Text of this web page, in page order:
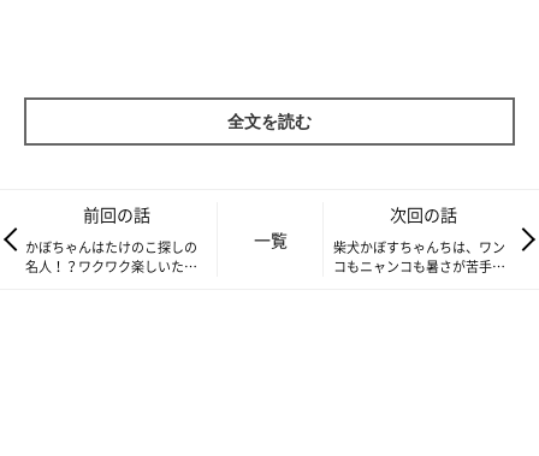
私たちをゆらゆらと迎えてくれました。
全文を読む
前回の話
かぼちゃんはたけのこ探しの
名人！？ワクワク楽しいたけ
一覧
次回の話
柴犬かぼすちゃんちは、ワン
コもニャンコも暑さが苦手…